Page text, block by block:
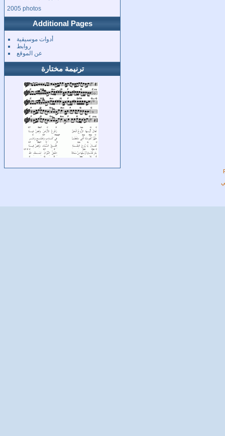
2005 photos
Additional Pages
أدوات موسيقية
روابط
عن الموقع
ترنيمة مختارة